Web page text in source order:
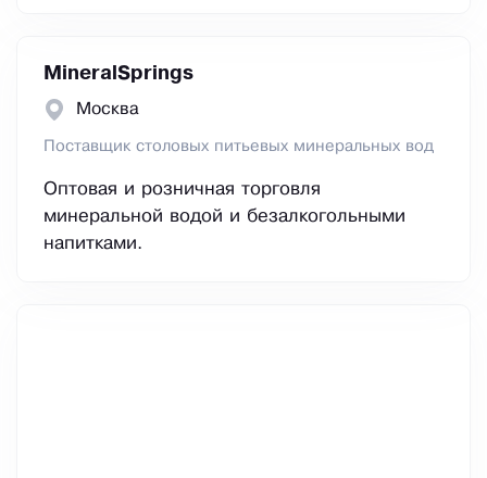
MineralSprings
Москва
Поставщик столовых питьевых минеральных вод
Оптовая и розничная торговля
минеральной водой и безалкогольными
напитками.